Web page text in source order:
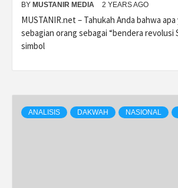
BY MUSTANIR MEDIA 2 YEARS AGO
MUSTANIR.net – Tahukah Anda bahwa
sebagian orang sebagai “bendera revolusi
simbol
ANALISIS DAKWAH NASIONAL